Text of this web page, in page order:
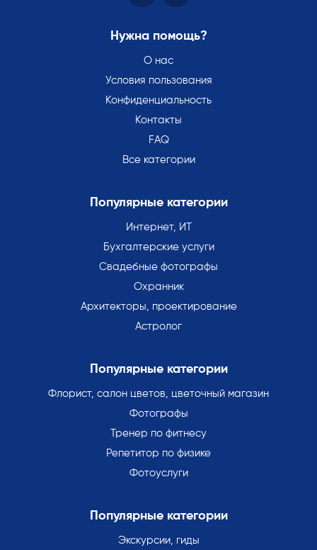
Нужна помощь?
О нас
Условия пользования
Конфиденциальность
Контакты
FAQ
Все категории
Популярные категории
Интернет, ИТ
Бухгалтерские услуги
Свадебные фотографы
Охранник
Архитекторы, проектирование
Астролог
Популярные категории
Флорист, салон цветов, цветочный магазин
Фотографы
Тренер по фитнесу
Репетитор по физике
Фотоуслуги
Популярные категории
Экскурсии, гиды